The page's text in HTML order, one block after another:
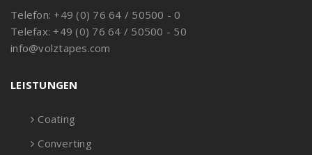
Telefon: +49 (0) 76 64 / 50500 - 0
Telefax: +49 (0) 76 64 / 50500 - 50
info@volztapes.com
LEISTUNGEN
Coating
Converting